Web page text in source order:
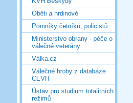
Oběti a hrdinové
Pomníky četníků, policistů
Ministerstvo obrany - péče o
válečné veterány
Válka.cz
Válečné hroby z databáze
CEVH
Ústav pro studium totalitních
režimů